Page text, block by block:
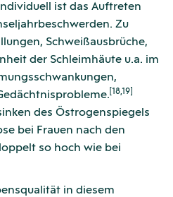
ist das Auftreten
Zu
Schweißausbrüche,
der Schleimhäute u.a. im
[18,19]
des Östrogenspiegels
bei Frauen nach den
so hoch wie bei
in diesem